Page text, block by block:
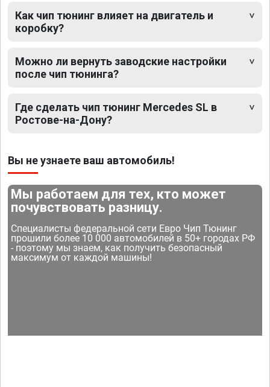
Как чип тюнинг влияет на двигатель и
коробку?
Можно ли вернуть заводские настройки
после чип тюнинга?
Где сделать чип тюнинг Mercedes SL в
Ростове-на-Дону?
Вы не узнаете ваш автомобиль!
Мы работаем для тех, кто может
почувствовать разницу.
Специалисты федеральной сети Евро Чип Тюнинг
прошили более 10 000 автомобилей в 50+ городах РФ
- поэтому мы знаем, как получить безопасный
максимум от каждой машины!